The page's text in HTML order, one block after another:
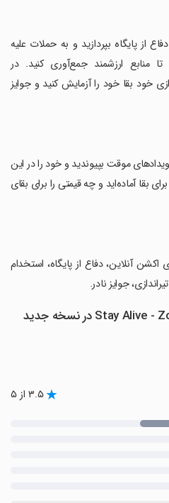
از پایگاه بپردازید و به حملات علیه
تا منابع ارزشمند جمع‌آوری کنید. در
خود بقا خود را آزمایش کنید و جوایز
موقت بپیوندید و خود را در این
بقا آماده‌اید و چه قیمتی را برای بقای
اکشن آنلاین، دفاع از پایگاه، استخدام
جوایز نادر.
۳.۵ از ۵